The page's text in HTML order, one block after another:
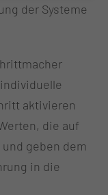
der Systeme
aktivieren
die auf
geben dem
in die